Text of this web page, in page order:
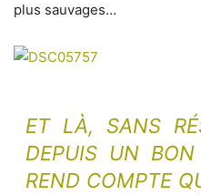
plus sauvages…
ET LÀ, SANS
DEPUIS UN
REND COMPTE